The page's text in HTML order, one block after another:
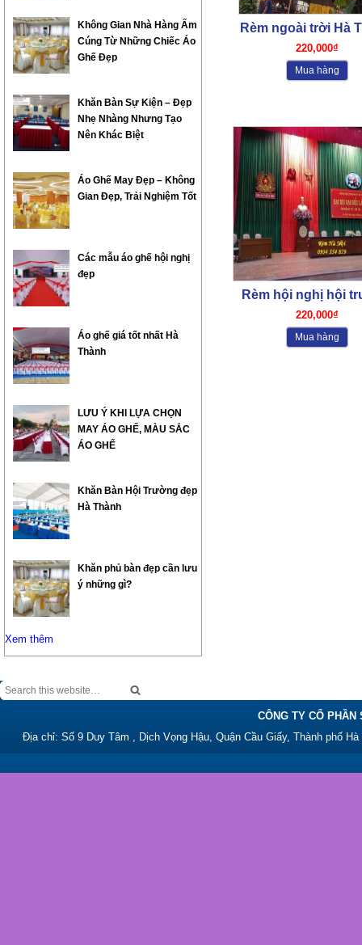
Rèm ngoài trời Hà
01
220,000₫
Mua hàng
Rèm hội nghị hội
01
220,000₫
Mua hàng
Không Gian Nhà Hàng Ấm
Cúng Từ Những Chiếc Áo
Ghế Đẹp
Khăn Bàn Sự Kiện – Đẹp
Nhẹ Nhàng Nhưng Tạo
Nên Khác Biệt
Áo Ghế May Đẹp – Không
Gian Đẹp, Trải Nghiệm Tốt
Các mẫu áo ghế hội nghị
đẹp
Áo ghế giá tốt nhất Hà
Thành
LƯU Ý KHI LỰA CHỌN
MAY ÁO GHẾ, MÀU SẮC
ÁO GHẾ
Khăn Bàn Hội Trường đẹp
Hà Thành
Khăn phủ bàn đẹp cần lưu
ý những gì?
Xem thêm
CÔNG TY CỔ
Địa chỉ: Số 9 Duy Tâm , Dịch Vọng Hậu, Quận Cầu Giấy, Thành phố